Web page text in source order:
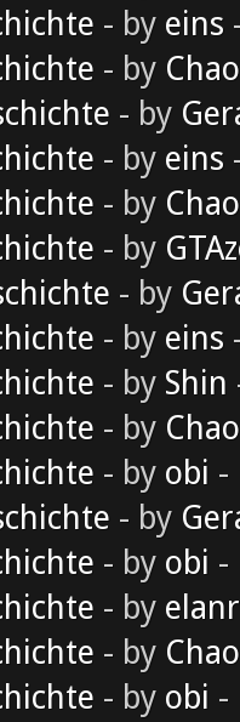
- by eins
- by
- by
- by eins
- by
- by
- by
- by eins
- by Shin
- by
- by obi -
- by
- by obi -
- by
- by
- by obi -